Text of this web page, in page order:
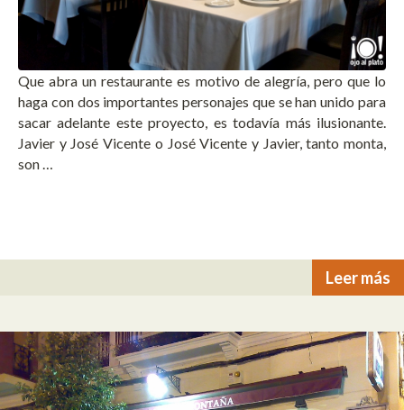
Que abra un restaurante es motivo de alegría, pero que lo
haga con dos importantes personajes que se han unido para
sacar adelante este proyecto, es todavía más ilusionante.
Javier y José Vicente o José Vicente y Javier, tanto monta,
son …
Leer más